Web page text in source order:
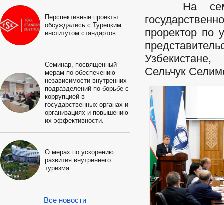
Перспективные проекты
обсуждались с Турецким
институтом стандартов.
Семинар, посвященный
мерам по обеспечению
независимости внутренних
подразделений по борьбе с
коррупцией в
государственных органах и
организациях и повышению
их эффективности.
О мерах по ускорению
развития внутреннего
туризма
Все новости
На
проректор по
Сельчук